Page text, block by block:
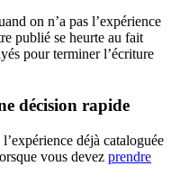
on n’a pas l’expérience
publié se heurte au fait
pour terminer l’écriture
décision rapide
déjà cataloguée
vous devez prendre